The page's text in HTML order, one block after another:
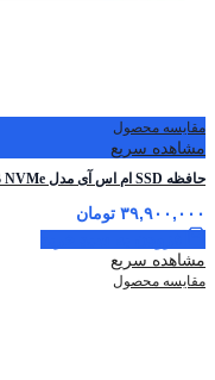
مقایسه محصول
مشاهده سریع
حافظه SSD ام اس آی مدل MSI SPATIUM M۴۷۰ M.۲ ۲۲۸۰ ۱TB NVMe
۳۹,۹۰۰,۰۰۰ تومان
مشاهده سریع
مقایسه محصول